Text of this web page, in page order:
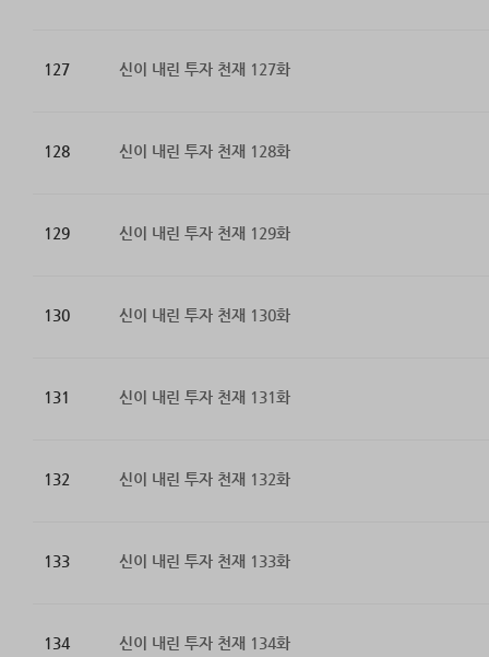
127 신이 내린 투자 천재 127화
128 신이 내린 투자 천재 128화
129 신이 내린 투자 천재 129화
130 신이 내린 투자 천재 130화
131 신이 내린 투자 천재 131화
132 신이 내린 투자 천재 132화
133 신이 내린 투자 천재 133화
134 신이 내린 투자 천재 134화